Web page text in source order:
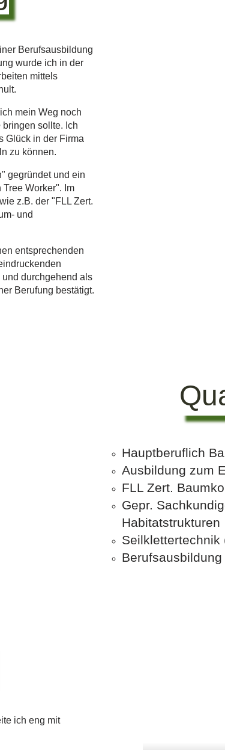
Berufsausbildung
wurde ich in der
mittels
mein Weg noch
bringen sollte. Ich
Glück in der Firma
zu können.
gegründet und ein
Worker". Im
z.B. der "FLL Zert.
und
entsprechenden
durchgehend als
Berufung bestätigt.
Hauptberuflich
Ausbildung zum
FLL Zert.
Gepr.
Habitatstrukturen
Seilklettertechnik
ich eng mit